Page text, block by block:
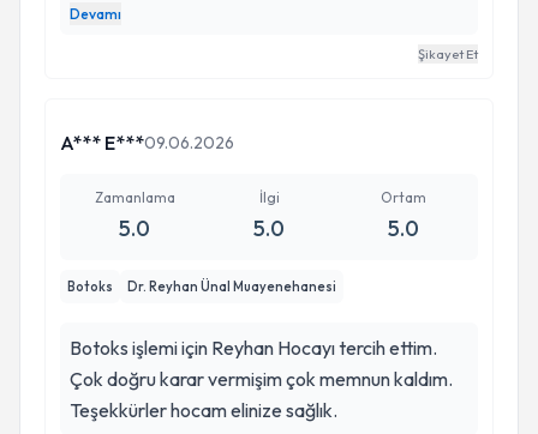
reyhan hocamın yoğun bilgi birikimiyle süreç
boyunca güven veren desteği bu konuda çok
Devamı
Şikayet Et
A*** E***09.06.2026
Zamanlama
5.0
İlgi
5.0
Ortam
5.0
Botoks Dr. Reyhan Ünal Muayenehanesi
Botoks işlemi için Reyhan Hocayı tercih ettim.
Çok doğru karar vermişim çok memnun kaldım.
Teşekkürler hocam elinize sağlık.